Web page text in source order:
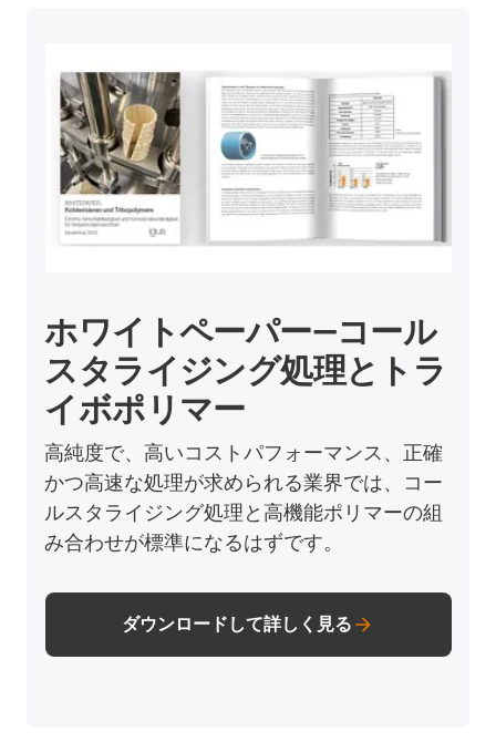
ホワイトペーパー―コール
スタライジング処理とトラ
イボポリマー
高純度で、高いコストパフォーマンス、正確
かつ高速な処理が求められる業界では、コー
ルスタライジング処理と高機能ポリマーの組
み合わせが標準になるはずです。
ダウンロードして詳しく見る